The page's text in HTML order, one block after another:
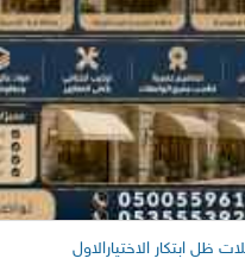
ابتكار الاختيارالاول